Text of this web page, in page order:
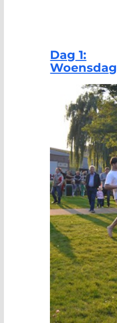
Dag 1:
Woensdag